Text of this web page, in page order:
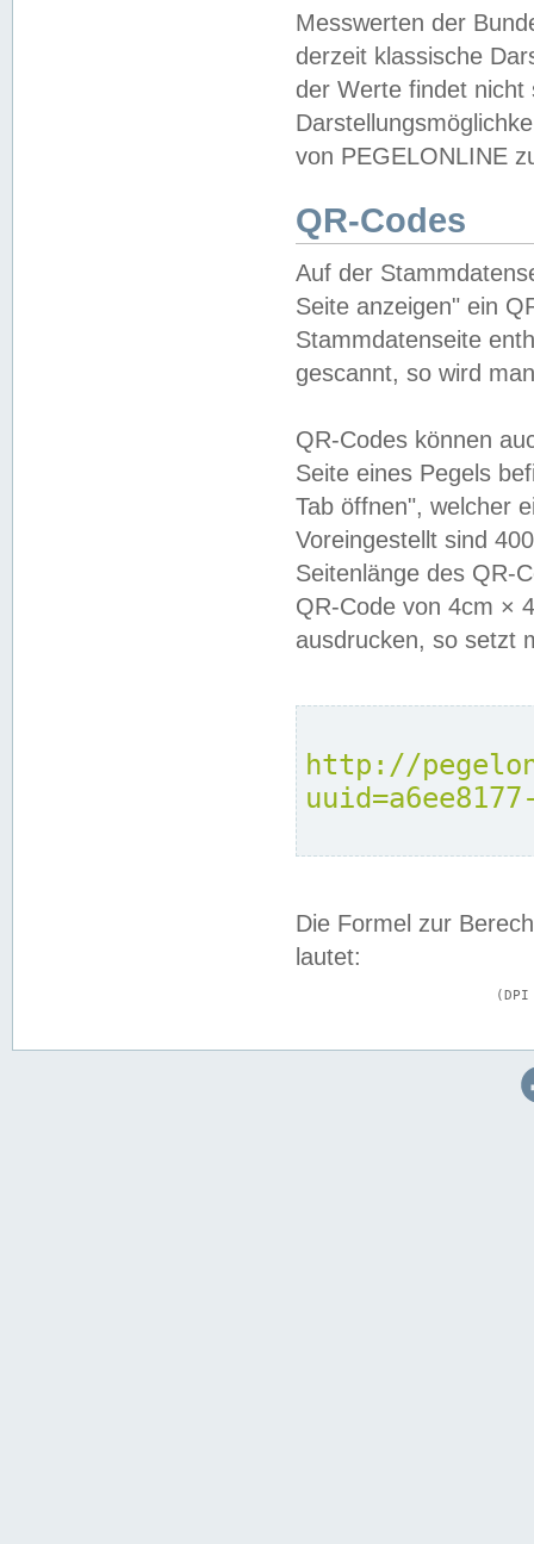
Messwerten der
derzeit klassische
der Werte findet
von PEGELONLINE
QR-Codes
Auf der
Seite anzeigen" ein
Stammdatenseite
gescannt, so wird
QR-Codes können
Seite eines Pegels
Tab öffnen", welcher
Voreingestellt sind
Seitenlänge des QR-
QR-Code von 4cm ×
ausdrucken, so setzt
http://
Die Formel zur
lautet: